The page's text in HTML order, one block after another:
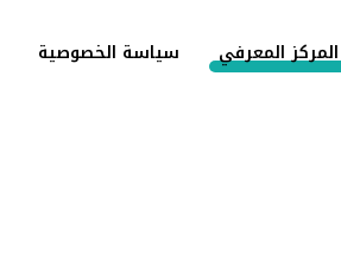
المركز المعرفي سياسة الخصوصية